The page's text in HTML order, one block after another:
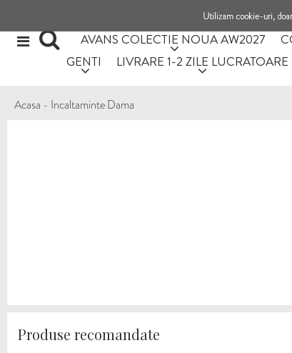
Utilizam cookie-uri,
AVANS COLECTIE NOUA AW2027
GENTI
LIVRARE 1-2 ZILE LUCRATOARE
Acasa - Incaltaminte Dama
Produse recomandate